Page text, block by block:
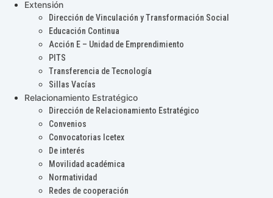
Extensión
Dirección de Vinculación y Transformación Social
Educación Continua
Acción E – Unidad de Emprendimiento
PITS
Transferencia de Tecnología
Sillas Vacías
Relacionamiento Estratégico
Dirección de Relacionamiento Estratégico
Convenios
Convocatorias Icetex
De interés
Movilidad académica
Normatividad
Redes de cooperación